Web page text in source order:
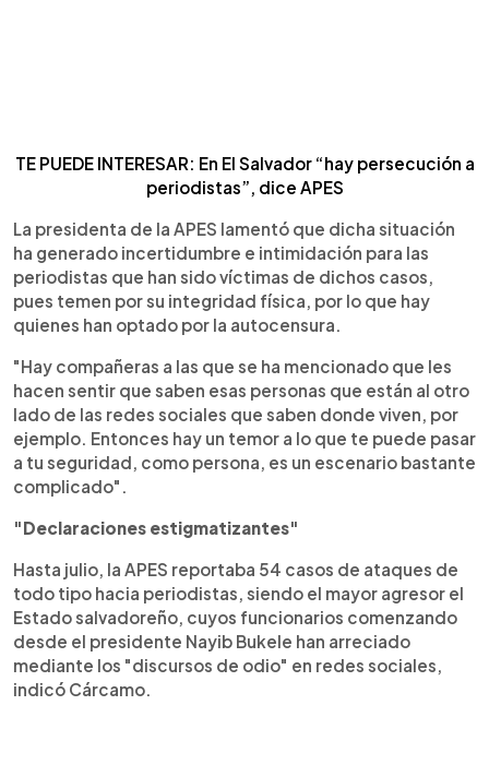
TE PUEDE INTERESAR: En El Salvador “hay persecución a
periodistas”, dice APES
La presidenta de la APES lamentó que dicha situación
ha generado incertidumbre e intimidación para las
periodistas que han sido víctimas de dichos casos,
pues temen por su integridad física, por lo que hay
quienes han optado por la autocensura.
"Hay compañeras a las que se ha mencionado que les
hacen sentir que saben esas personas que están al otro
lado de las redes sociales que saben donde viven, por
ejemplo. Entonces hay un temor a lo que te puede pasar
a tu seguridad, como persona, es un escenario bastante
complicado".
"Declaraciones estigmatizantes"
Hasta julio, la APES reportaba 54 casos de ataques de
todo tipo hacia periodistas, siendo el mayor agresor el
Estado salvadoreño, cuyos funcionarios comenzando
desde el presidente Nayib Bukele han arreciado
mediante los "discursos de odio" en redes sociales,
indicó Cárcamo.